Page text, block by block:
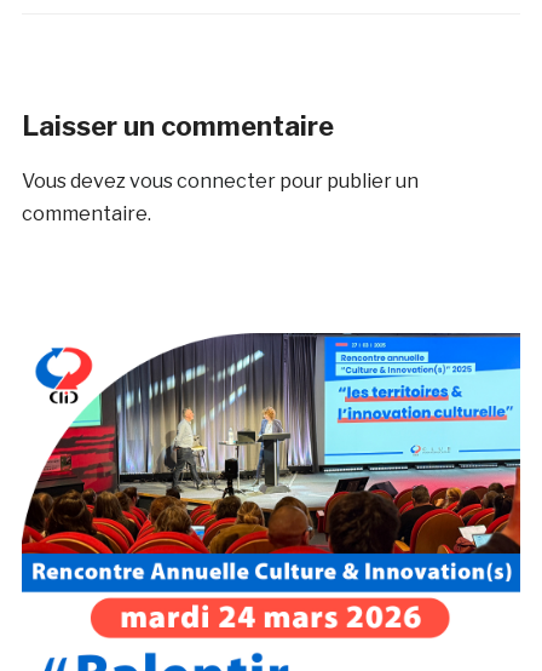
Laisser un commentaire
Vous devez vous connecterpour publier un
commentaire.